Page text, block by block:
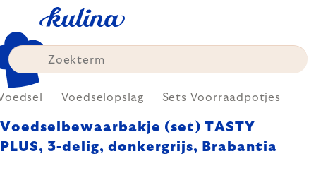
content
Voedselopslag Sets Voorraadpotjes
Voedselbewaarbakje (set) TASTY
PLUS, 3-delig, donkergrijs, Brabantia